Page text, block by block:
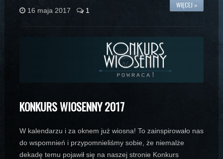
WIĘCEJ »
16 maja 2017 1
KONKURS WIOSENNY 2017
W kalendarzu i za oknem już wiosna! To zainspirowało nas
do wspomnień i przypomnieliśmy sobie, że niemalże
dekadę temu pojawił się na naszej stronie Konkurs